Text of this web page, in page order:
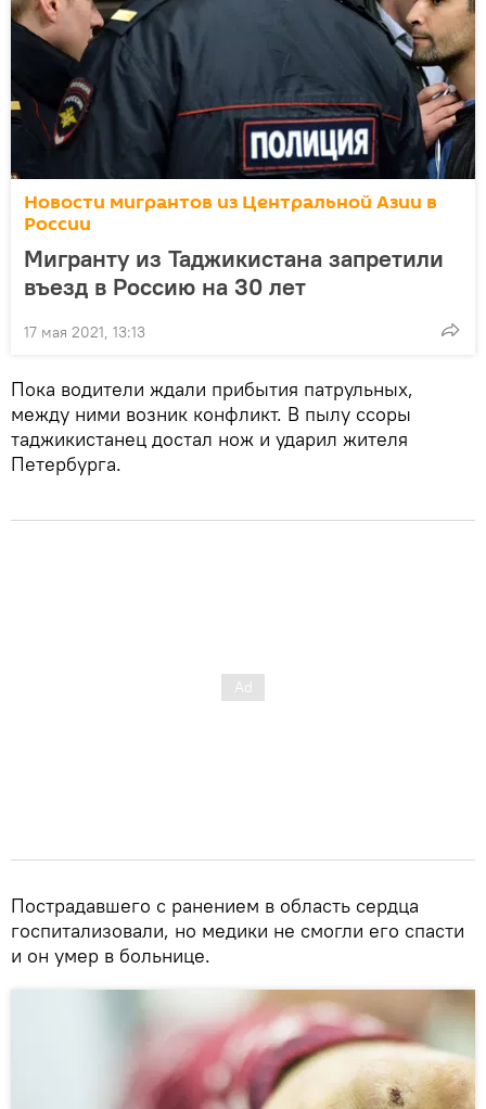
Новости мигрантов из Центральной Азии в
России
Мигранту из Таджикистана запретили
въезд в Россию на 30 лет
17 мая 2021, 13:13
Пока водители ждали прибытия патрульных,
между ними возник конфликт. В пылу ссоры
таджикистанец достал нож и ударил жителя
Петербурга.
Пострадавшего с ранением в область сердца
госпитализовали, но медики не смогли его спасти
и он умер в больнице.